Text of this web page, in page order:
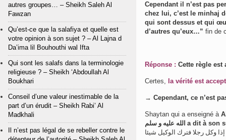
Cependant il n’est pas
chez lui, c’est le minhaj
qui sont dessus et qui
d’autres qu’eux…” fin de
Réponse : Cette règle est
Certes, la vérité est
→ Cependant, ce n’est
Shaytan qui a enseigné à
الله عليه و سلم
a dit à son
إذا وكل رجلا فترك الوكيل شيئا
autres groupes… – Sheikh Saleh Al
Fawzan
Qu’est-ce que la salafiya et quelle est
votre opinion à son sujet ? – Al Lajna d
Da’ima lil Bouhouthi wal Ifta
Qui sont les salafs dans la terminologie
religieuse ? – Sheikh ‘Abdoullah Al
Boukhari
Conseil d’une valeur inestimable de la
part d’un érudit – Sheikh Rabi’ Al
Madkhali
Il n’est pas légal de se rebeller contre le